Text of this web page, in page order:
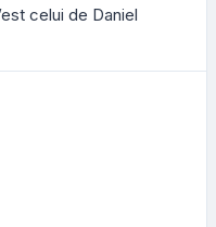
celui de Daniel